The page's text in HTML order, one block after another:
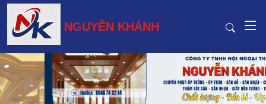
NGUYỄN KHÁNH